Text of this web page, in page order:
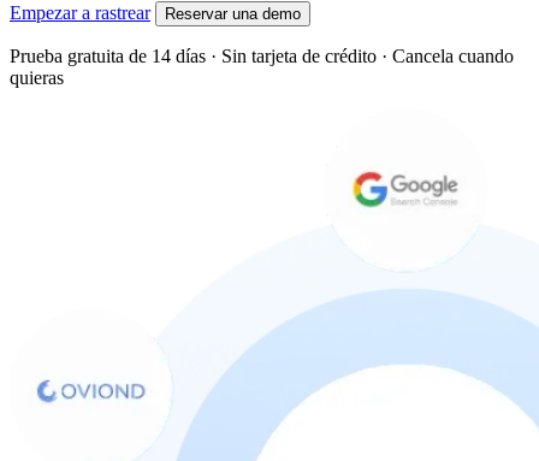
Empezar a rastrear Reservar una demo
Prueba gratuita de 14 días · Sin tarjeta de crédito · Cancela cuando
quieras